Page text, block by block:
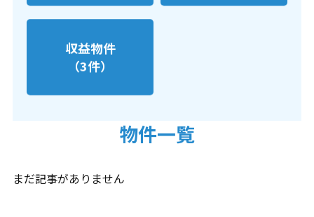
収益物件
（3件）
物件一覧
まだ記事がありません